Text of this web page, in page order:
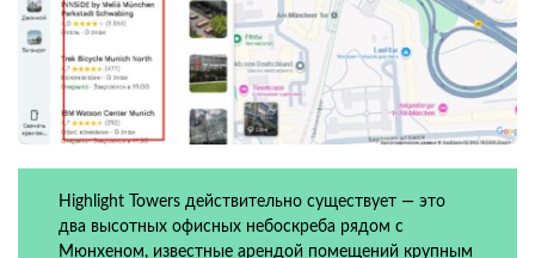
Highlight Towers действительно существует — это
два высотных офисных небоскреба рядом с
Мюнхеном, известные арендой помещений крупным